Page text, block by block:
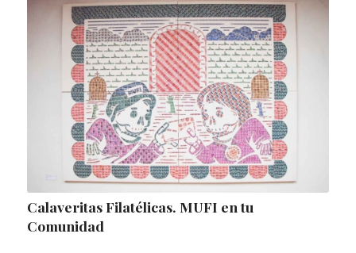
Calaveritas Filatélicas. MUFI en tu
Comunidad